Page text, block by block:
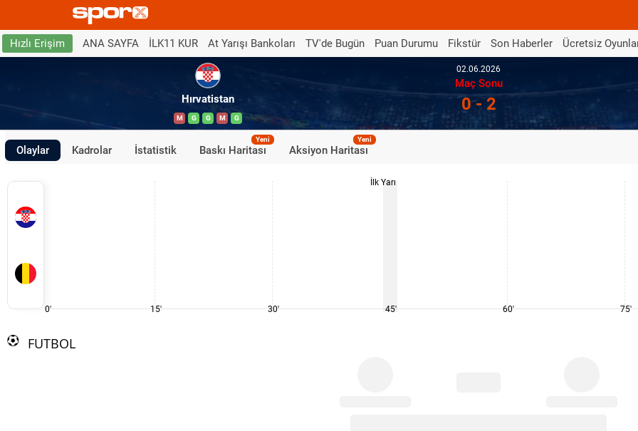
Hızlı Erişim ANA SAYFA İLK11 KUR At Yarışı Bankoları TV'de Bugün Puan Durumu Fikstür Son Haberler Ücretsiz
Hırvatistan
M G G M G
02.06.2026
Maç Sonu
0 - 2
Olaylar Kadrolar İstatistik Baskı Haritası
Yeni
Aksiyon Haritası
Yeni
0' 15' 30'
İlk Yarı
45' 60' 75'
FUTBOL